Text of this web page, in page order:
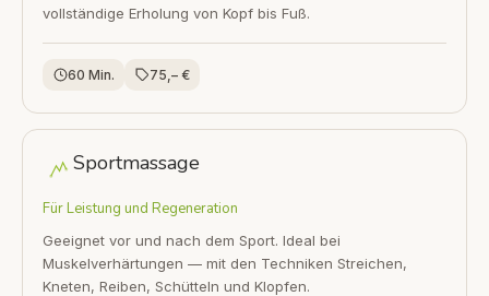
vollständige Erholung von Kopf bis Fuß.
60 Min. 75,– €
Sportmassage
Für Leistung und Regeneration
Geeignet vor und nach dem Sport. Ideal bei
Muskelverhärtungen — mit den Techniken Streichen,
Kneten, Reiben, Schütteln und Klopfen.